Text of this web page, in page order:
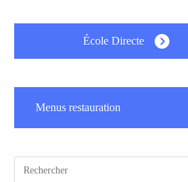
École Directe
Menus restauration